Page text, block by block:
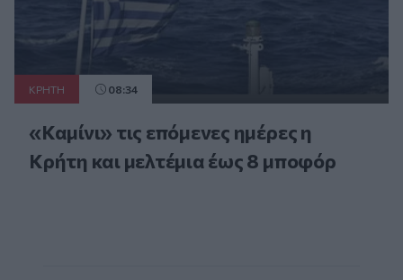
ΚΡΗΤΗ 08:34
«Καμίνι» τις επόμενες ημέρες η
Κρήτη και μελτέμια έως 8 μποφόρ